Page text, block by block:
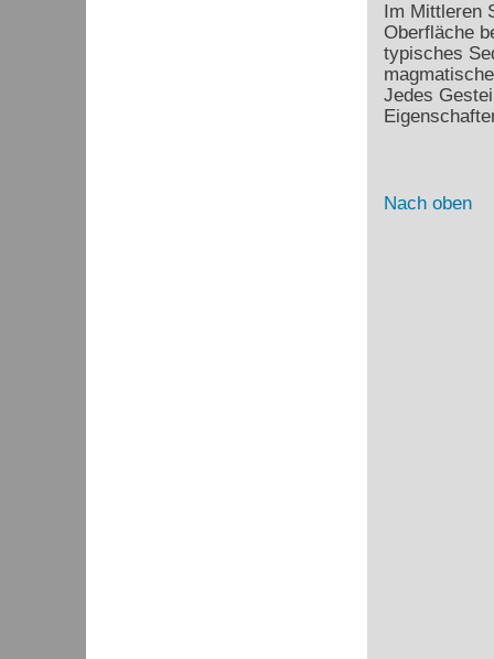
Im Mittleren
Oberfläche
typisches
Jedes
Nach oben